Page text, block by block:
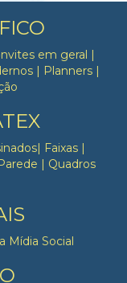
em geral |
| Planners |
Faixas |
| Quadros
Mídia Social